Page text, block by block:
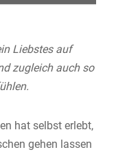
Liebstes auf
zugleich auch so
hat selbst erlebt,
gehen lassen